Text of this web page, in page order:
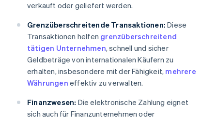
verkauft oder geliefert werden.
Grenzüberschreitende Transaktionen: Diese
Transaktionen helfen grenzüberschreitend
tätigen Unternehmen, schnell und sicher
Geldbeträge von internationalen Käufern zu
erhalten, insbesondere mit der Fähigkeit, mehrere
Währungen effektiv zu verwalten.
Finanzwesen: Die elektronische Zahlung eignet
sich auch für Finanzunternehmen oder